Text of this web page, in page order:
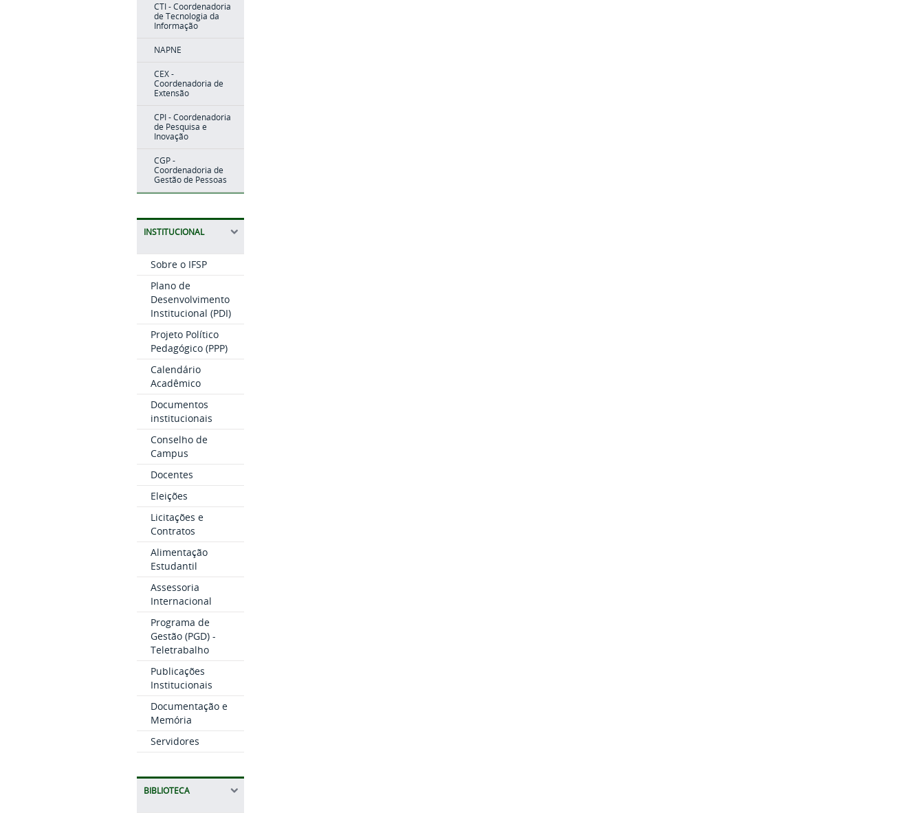
CTI - Coordenadoria
de Tecnologia da
Informação
NAPNE
CEX -
Coordenadoria de
Extensão
CPI - Coordenadoria
de Pesquisa e
Inovação
CGP -
Coordenadoria de
Gestão de Pessoas
INSTITUCIONAL
Sobre o IFSP
Plano de
Desenvolvimento
Institucional (PDI)
Projeto Político
Pedagógico (PPP)
Calendário
Acadêmico
Documentos
institucionais
Conselho de
Campus
Docentes
Eleições
Licitações e
Contratos
Alimentação
Estudantil
Assessoria
Internacional
Programa de
Gestão (PGD) -
Teletrabalho
Publicações
Institucionais
Documentação e
Memória
Servidores
BIBLIOTECA